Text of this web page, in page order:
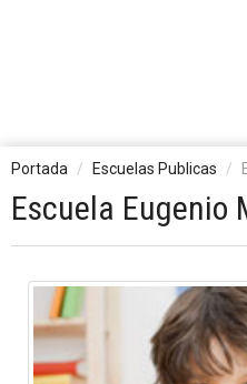
Portada Escuelas Publicas
Escuela Eugenio